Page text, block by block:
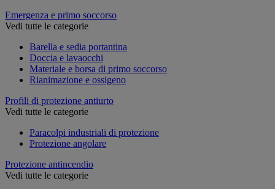
Emergenza e primo soccorso
Vedi tutte le categorie
Barella e sedia portantina
Doccia e lavaocchi
Materiale e borsa di primo soccorso
Rianimazione e ossigeno
Profili di protezione antiurto
Vedi tutte le categorie
Paracolpi industriali di protezione
Protezione angolare
Protezione antincendio
Vedi tutte le categorie